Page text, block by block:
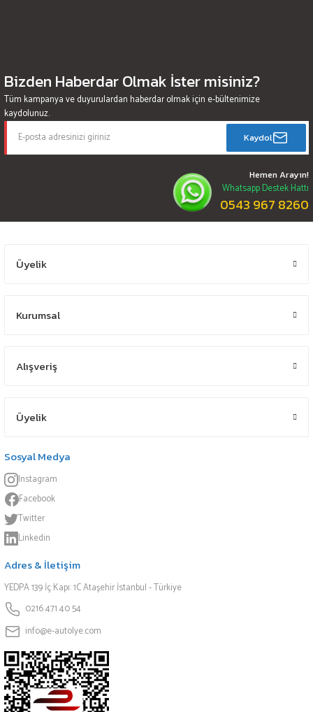
Bizden Haberdar Olmak İster misiniz?
Tüm kampanya ve duyurulardan haberdar olmak için e-bültenimize
kaydolunuz.
Kaydol
Hemen Arayın!
Whatsapp Destek Hattı
0543 967 8260
Üyelik
Kurumsal
Alışveriş
Üyelik
Sosyal Medya
Instagram
Facebook
Twitter
Linkedin
Adres & İletişim
YEDPA 139 İç Kapı: 1C Ataşehir İstanbul - Türkiye
0216 471 40 54
info@e-autolye.com